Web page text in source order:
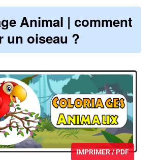
Animal | comment
un oiseau ?
IMPRIMER / PDF